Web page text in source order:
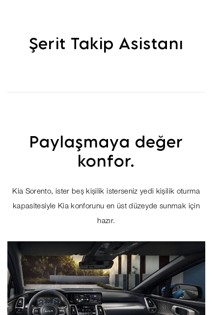
Şerit Takip Asistanı
Paylaşmaya değer
konfor.
Kia Sorento, ister beş kişilik isterseniz yedi kişilik oturma
kapasitesiyle Kia konforunu en üst düzeyde sunmak için
hazır.